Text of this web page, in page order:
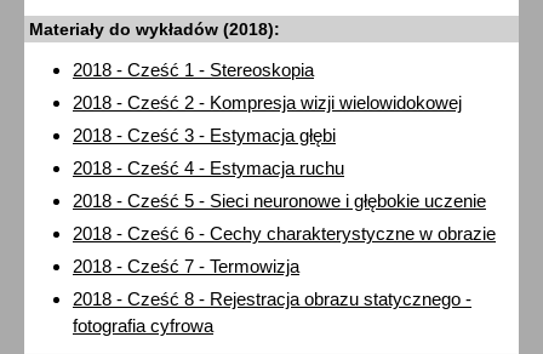
Materiały do wykładów (2018):
2018 - Cześć 1 - Stereoskopia
2018 - Cześć 2 - Kompresja wizji wielowidokowej
2018 - Cześć 3 - Estymacja głębi
2018 - Cześć 4 - Estymacja ruchu
2018 - Cześć 5 - Sieci neuronowe i głębokie uczenie
2018 - Cześć 6 - Cechy charakterystyczne w obrazie
2018 - Cześć 7 - Termowizja
2018 - Cześć 8 - Rejestracja obrazu statycznego -
fotografia cyfrowa